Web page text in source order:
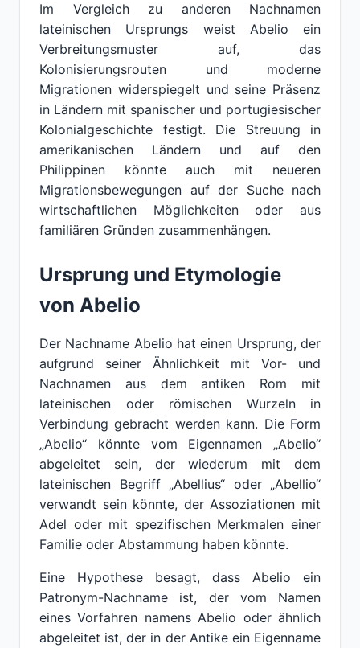
Im Vergleich zu anderen Nachnamen
lateinischen Ursprungs weist Abelio ein
Verbreitungsmuster auf, das
Kolonisierungsrouten und moderne
Migrationen widerspiegelt und seine Präsenz
in Ländern mit spanischer und portugiesischer
Kolonialgeschichte festigt. Die Streuung in
amerikanischen Ländern und auf den
Philippinen könnte auch mit neueren
Migrationsbewegungen auf der Suche nach
wirtschaftlichen Möglichkeiten oder aus
familiären Gründen zusammenhängen.
Ursprung und Etymologie
von Abelio
Der Nachname Abelio hat einen Ursprung, der
aufgrund seiner Ähnlichkeit mit Vor- und
Nachnamen aus dem antiken Rom mit
lateinischen oder römischen Wurzeln in
Verbindung gebracht werden kann. Die Form
„Abelio“ könnte vom Eigennamen „Abelio“
abgeleitet sein, der wiederum mit dem
lateinischen Begriff „Abellius“ oder „Abellio“
verwandt sein könnte, der Assoziationen mit
Adel oder mit spezifischen Merkmalen einer
Familie oder Abstammung haben könnte.
Eine Hypothese besagt, dass Abelio ein
Patronym-Nachname ist, der vom Namen
eines Vorfahren namens Abelio oder ähnlich
abgeleitet ist, der in der Antike ein Eigenname